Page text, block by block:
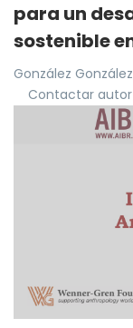
para un
sostenible
González
Contactar